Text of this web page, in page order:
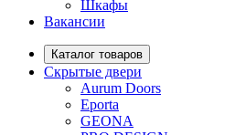
Шкафы
Вакансии
Каталог товаров
Скрытые двери
Aurum Doors
Eporta
GEONA